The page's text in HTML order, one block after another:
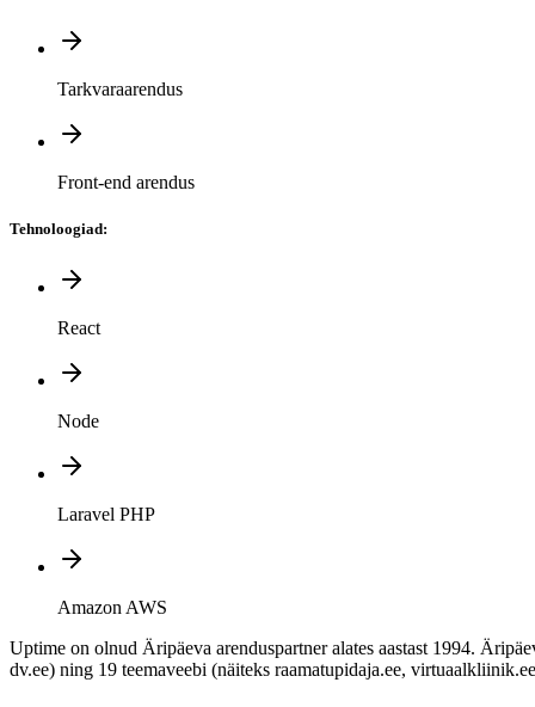
Tarkvaraarendus
Front-end arendus
Tehnoloogiad:
React
Node
Laravel PHP
Amazon AWS
Uptime on olnud Äripäeva arenduspartner alates aastast 1994.
dv.ee) ning 19 teemaveebi (näiteks raamatupidaja.ee,